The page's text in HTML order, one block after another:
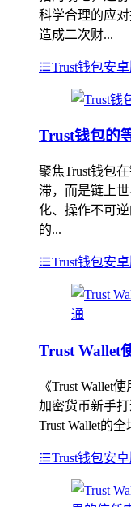
科学合理的应
造成二次财...
Trust钱包安
Trust钱包的
聚焦Trust钱包
滞，而是链上
化、操作不可
的...
Trust钱包安
Trust Wallet
《Trust Wallet
加密货币新手
Trust Wallet的
Trust钱包安